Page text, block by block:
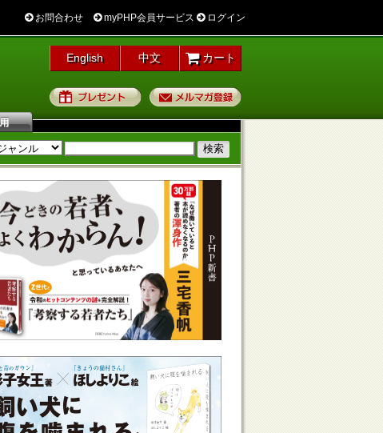
お問合わせ myPHP会員サービス ログイン
English 中文 カート
プレゼント